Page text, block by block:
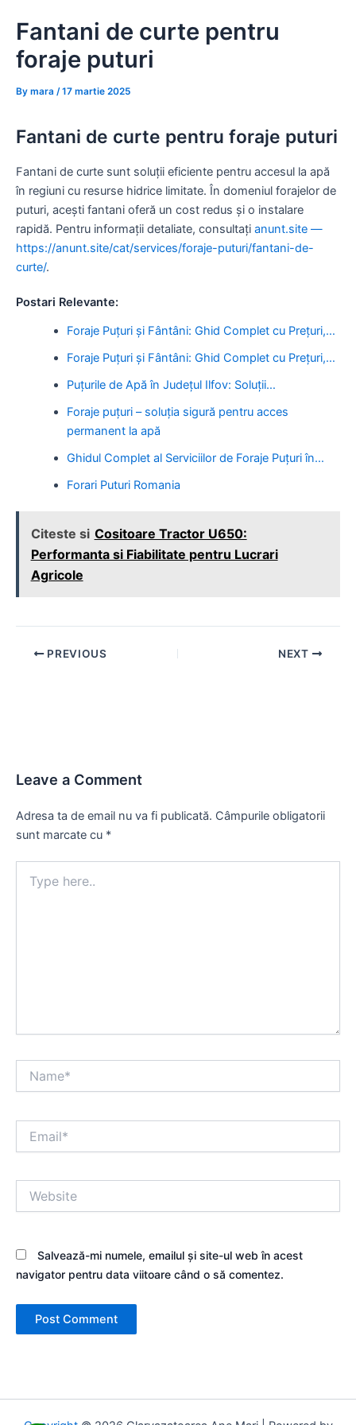
content
Fantani de curte pentru
foraje puturi
By mara /17 martie 2025
Fantani de curte pentru foraje puturi
Fantani de curte sunt soluții eficiente pentru accesul la apă
în regiuni cu resurse hidrice limitate. În domeniul forajelor de
puturi, acești fantani oferă un cost redus și o instalare
rapidă. Pentru informații detaliate, consultați anunt.site —
https://anunt.site/cat/services/foraje-puturi/fantani-de-
curte/.
Postari Relevante:
Foraje Puțuri și Fântâni: Ghid Complet cu Prețuri,…
Foraje Puțuri și Fântâni: Ghid Complet cu Prețuri,…
Puțurile de Apă în Județul Ilfov: Soluții…
Foraje puțuri – soluția sigură pentru acces
permanent la apă
Ghidul Complet al Serviciilor de Foraje Puțuri în…
Forari Puturi Romania
Citeste si Cositoare Tractor U650:
Performanta si Fiabilitate pentru Lucrari
Agricole
Post PREVIOUS NEXT
Leave a Comment
Adresa ta de email nu va fi publicată. Câmpurile obligatorii
sunt marcate cu *
here..
Salvează-mi numele, emailul și site-ul web în acest
navigator pentru data viitoare când o să comentez.